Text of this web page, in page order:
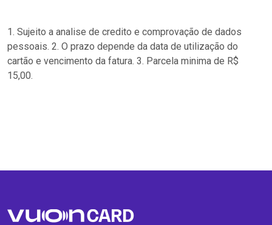
1. Sujeito a analise de credito e comprovação de dados
pessoais. 2. O prazo depende da data de utilização do
cartão e vencimento da fatura. 3. Parcela minima de R$
15,00.